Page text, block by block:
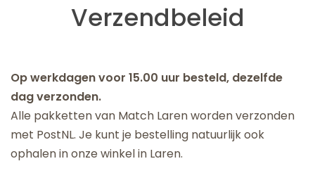
Verzendbeleid
Op werkdagen voor 15.00 uur besteld, dezelfde
dag verzonden.
Alle pakketten van Match Laren worden verzonden
met PostNL. Je kunt je bestelling natuurlijk ook
ophalen in onze winkel in Laren.